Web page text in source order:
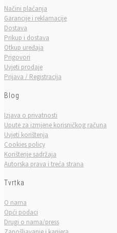
Načini plaćanja
Garancije i reklamacije
Dostava
Prikup i dostava
Otkup uređaja
Prigovori
Uvjeti prodaje
Prijava / Registracija
Blog
Izjava o privatnosti
Upute za izmjene korisničkog računa
Uvjeti korištenja
Cookies policy
Korištenje sadržaja
Autorska prava i treća strana
Tvrtka
O nama
Opći podaci
Drugi o nama/press